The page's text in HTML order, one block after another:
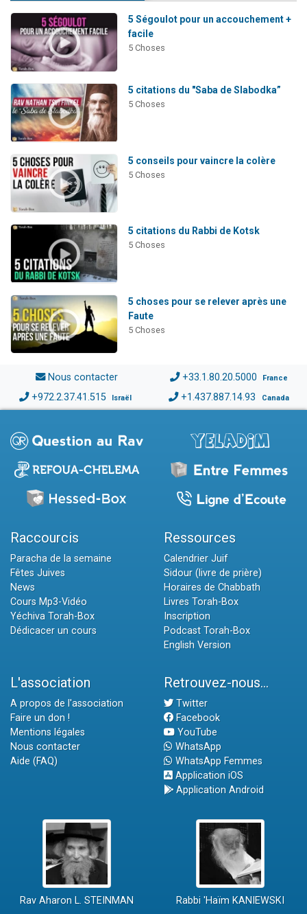
5 Ségoulot pour un accouchement +
facile
5 Choses
5 citations du "Saba de Slabodka”
5 Choses
5 conseils pour vaincre la colère
5 Choses
5 citations du Rabbi de Kotsk
5 Choses
5 choses pour se relever après une
Faute
5 Choses
Nous contacter +33.1.80.20.5000 France
+972.2.37.41.515 Israël +1.437.887.14.93 Canada
Raccourcis
Paracha de la semaine
Fêtes Juives
News
Cours Mp3-Vidéo
Yéchiva Torah-Box
Dédicacer un cours
Ressources
Calendrier Juif
Sidour (livre de prière)
Horaires de Chabbath
Livres Torah-Box
Inscription
Podcast Torah-Box
English Version
L'association
A propos de l'association
Faire un don !
Mentions légales
Nous contacter
Aide (FAQ)
Retrouvez-nous...
Twitter
Facebook
YouTube
WhatsApp
WhatsApp Femmes
Application iOS
Application Android
Rav Aharon L. STEINMAN Rabbi 'Haïm KANIEWSKI